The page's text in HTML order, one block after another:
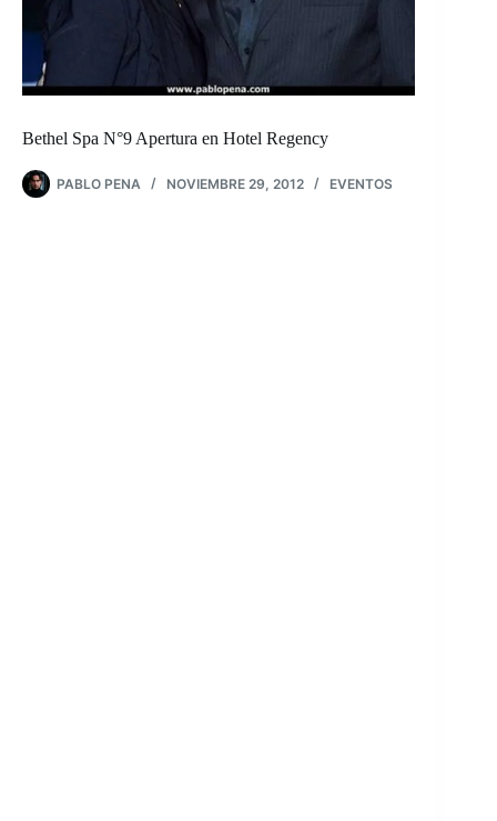
Bethel Spa N°9 Apertura en Hotel Regency
PABLO PENA NOVIEMBRE 29, 2012 EVENTOS